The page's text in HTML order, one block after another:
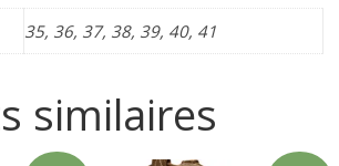
35, 36, 37, 38, 39, 40, 41
similaires